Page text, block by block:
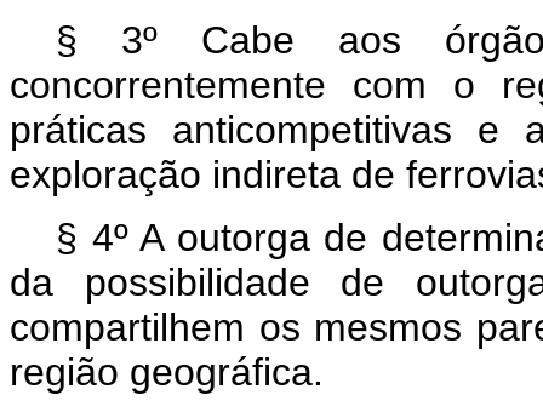
§ 3º Cabe aos
concorrentemente com o
práticas anticompetitivas
exploração indireta de
§ 4º A outorga de
da possibilidade de
compartilhem os mesmos
região geográfica.